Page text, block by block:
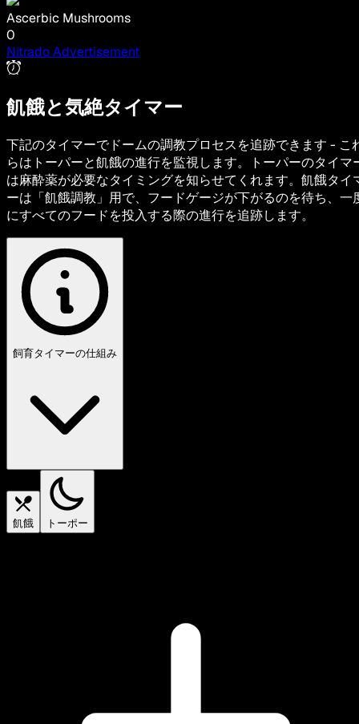
Ascerbic Mushrooms
0
Nitrado Advertisement
飢餓と気絶タイマー
下記のタイマーでドームの調教プロセスを追跡できます - こ
らはトーパーと飢餓の進行を監視します。トーパーのタイマ
は麻酔薬が必要なタイミングを知らせてくれます。飢餓タイ
ーは「飢餓調教」用で、フードゲージが下がるのを待ち、一
にすべてのフードを投入する際の進行を追跡します。
飼育タイマーの仕組み
飢餓 トーポー